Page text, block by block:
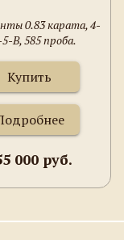
0.83 карата, 4-
В, 585 проба.
Купить
000 руб.